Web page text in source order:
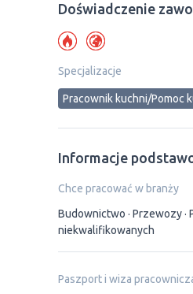
Doświadczenie
Specjalizacje
Pracownik kuchni/Pomoc
Informacje
Chce pracować w branży
Budownictwo
Przewozy
niekwalifikowanych
Paszport i wiza